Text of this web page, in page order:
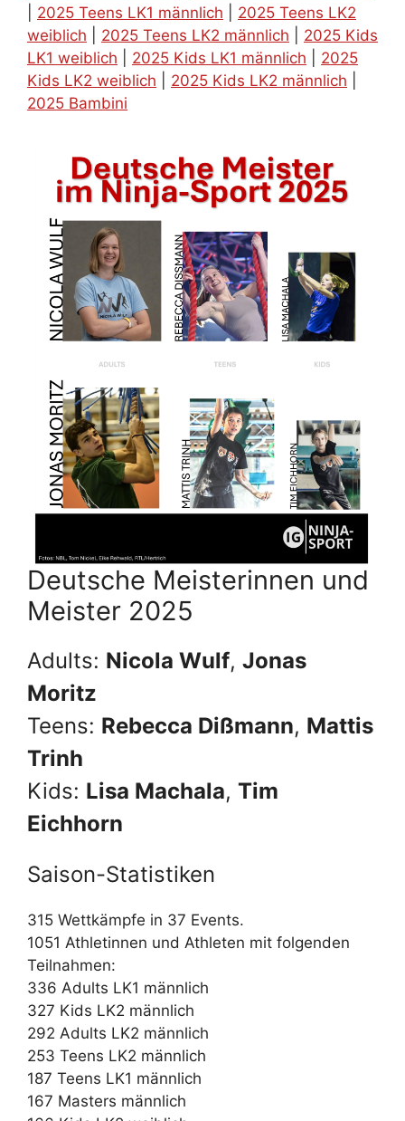
2025 Teens LK1 männlich
2025 Teens LK2
weiblich
2025 Teens LK2 männlich
2025 Kids
LK1 weiblich
2025 Kids LK1 männlich
2025
Kids LK2 weiblich
2025 Kids LK2 männlich
2025 Bambini
Deutsche Meisterinnen und
Meister 2025
Adults: Nicola Wulf, Jonas
Moritz
Teens: Rebecca Dißmann, Mattis
Trinh
Kids: Lisa Machala, Tim
Eichhorn
Saison-Statistiken
315 Wettkämpfe in 37 Events.
1051 Athletinnen und Athleten mit folgenden
Teilnahmen:
336 Adults LK1 männlich
327 Kids LK2 männlich
292 Adults LK2 männlich
253 Teens LK2 männlich
187 Teens LK1 männlich
167 Masters männlich